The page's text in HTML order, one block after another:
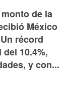
de la
México
récord
10.4%,
y con...